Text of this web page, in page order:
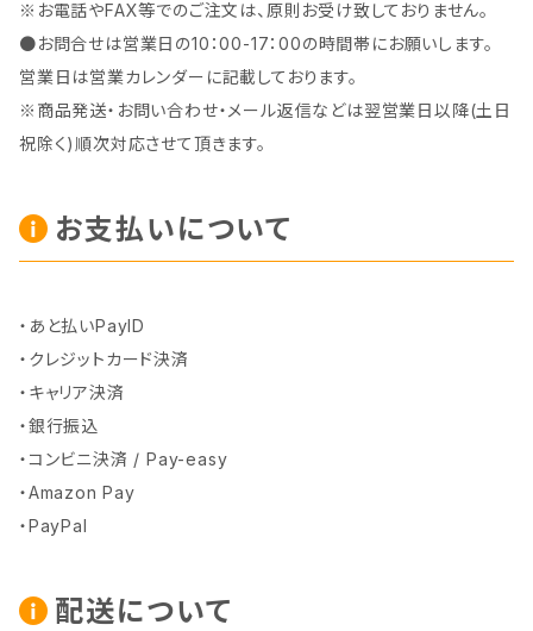
※お電話やFAX等でのご注文は、原則お受け致しておりません。
●お問合せは営業日の10：00-17：00の時間帯にお願いします。
営業日は営業カレンダーに記載しております。
※商品発送・お問い合わせ・メール返信などは翌営業日以降(土日
祝除く)順次対応させて頂きます。
お支払いについて
・あと払いPayID
・クレジットカード決済
・キャリア決済
・銀行振込
・コンビニ決済 / Pay-easy
・Amazon Pay
・PayPal
配送について